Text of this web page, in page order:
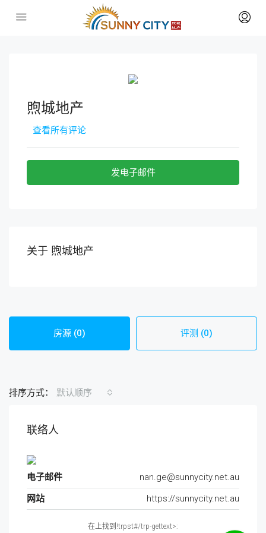
煦城地产
查看所有评论
发电子邮件
关于 煦城地产
房源 (0) 评测 (0)
排序方式： 默认顺序
联络人
电子邮件
nan.ge@sunnycity.net.au
网站
https://sunnycity.net.au
在上找到!trpst#/trp-gettext>: